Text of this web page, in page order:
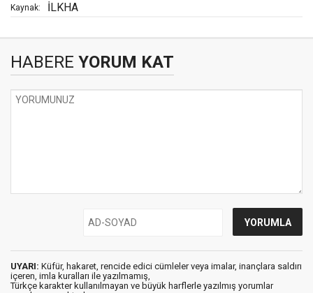
Kaynak: İLKHA
HABERE YORUM KAT
UYARI: Küfür, hakaret, rencide edici cümleler veya imalar, inançlara saldırı
içeren, imla kuralları ile yazılmamış,
Türkçe karakter kullanılmayan ve büyük harflerle yazılmış yorumlar